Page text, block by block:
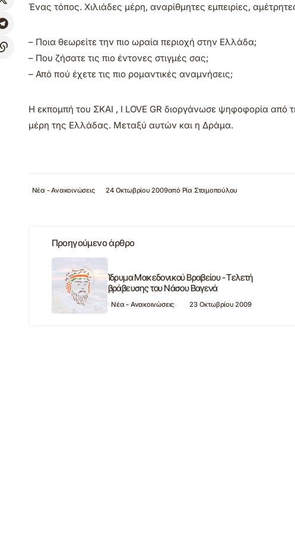
Ένας τόπος. Χιλιάδες μέρη, αναρίθμητες εμπειρίες,
– Ποια θεωρείτε την πιο ωραία περιοχή στην Ελλάδα;
– Που ζήσατε τις πιο έντονες στιγμές σας;
– Από πού έχετε τις πιο ρομαντικές αναμνήσεις;
Η εκπομπή του ΣΚΑΙ , I LOVE GR διοργάνωσε ψηφοφορία από
μέρη της Ελλάδας. Μεταξύ αυτών και η Δράμα.
Νέα - Ανακοινώσεις 24 Οκτωβρίου 2009από Ρία Σταμοπούλου
Προηγούμενο άρθρο
Ίδρυμα Μακεδονικού Βραβείου - Τελετή
βράβευσης του Νάσου Βαγενά
Νέα - Ανακοινώσεις 23 Οκτωβρίου 2009